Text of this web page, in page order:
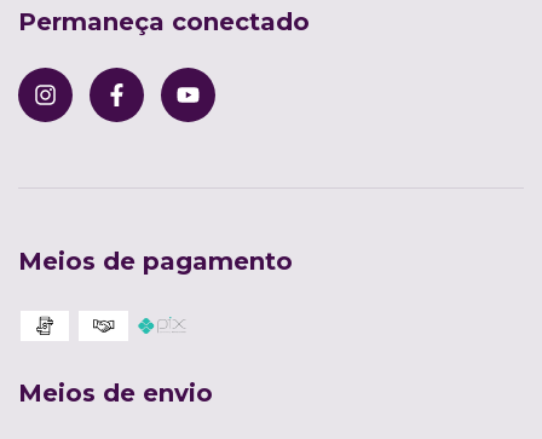
Permaneça conectado
Meios de pagamento
Meios de envio